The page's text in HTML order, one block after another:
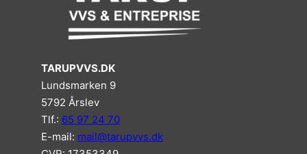
TARUPVVS.DK
Lundsmarken 9
5792 Årslev
Tlf.: 65 97 24 70
E-mail: mail@tarupvvs.dk